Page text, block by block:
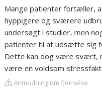
Mange patienter fortæller,
hyppigere og sværere
undersøgt i studier, men
patienter til at udsætte sig
Dette kan dog være svært,
være en voldsom
Anmodning om fjernelse